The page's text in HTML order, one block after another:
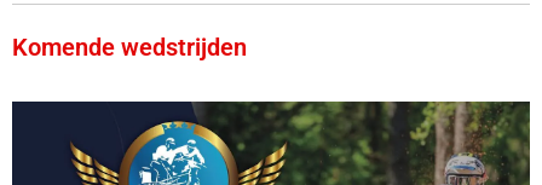
Komende wedstrijden